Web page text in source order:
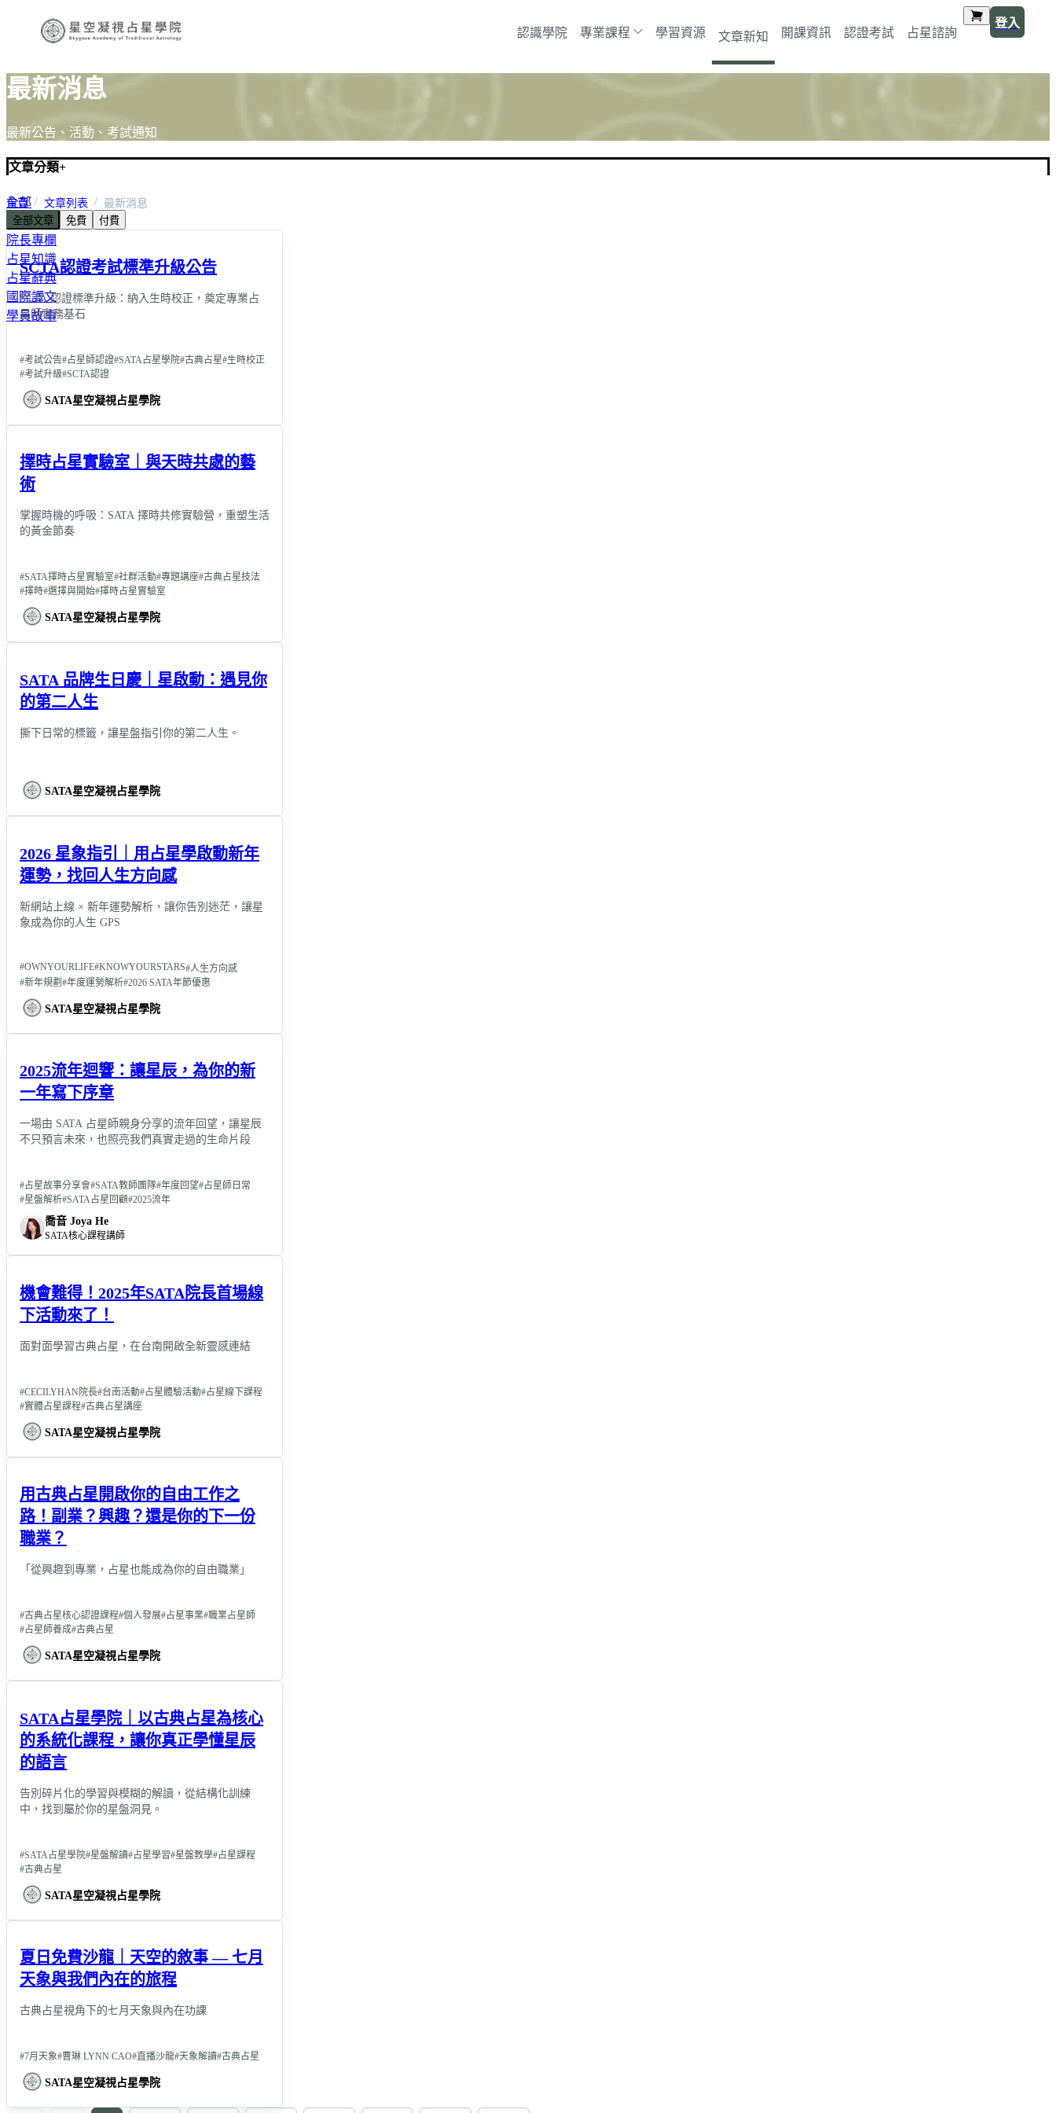
認識學院 專業課程 學習資源 文章新知 開課資訊 認證考試 占星諮詢
登入
最新消息
最新公告、活動、考試通知
文章分類+
全部
最新消息
院長專欄
占星知識
占星辭典
國際譯文
學員故事
首頁 文章列表
最新消息
全部文章
免費 付費
SCTA認證考試標準升級公告
SCTA 認證標準升級：納入生時校正，奠定專業占
星師實務基石
#考試公告#占星師認證#SATA占星學院#古典占星#生時校正
#考試升級#SCTA認證
SATA星空凝視占星學院
擇時占星實驗室｜與天時共處的藝
術
掌握時機的呼吸：SATA 擇時共修實驗營，重塑生活
的黃金節奏
#SATA擇時占星實驗室#社群活動#專題講座#古典占星技法
#擇時#選擇與開始#擇時占星實驗室
SATA星空凝視占星學院
SATA 品牌生日慶｜星啟動：遇見你
的第二人生
撕下日常的標籤，讓星盤指引你的第二人生。
SATA星空凝視占星學院
2026 星象指引｜用占星學啟動新年
運勢，找回人生方向感
新網站上線 × 新年運勢解析，讓你告別迷茫，讓星
象成為你的人生 GPS
#OWNYOURLIFE#KNOWYOURSTARS#人生方向感
#新年規劃 #年度運勢解析#2026 SATA年節優惠
SATA星空凝視占星學院
2025流年迴響：讓星辰，為你的新
一年寫下序章
一場由 SATA 占星師親身分享的流年回望，讓星辰
不只預言未來，也照亮我們真實走過的生命片段
#占星故事分享會#SATA教師團隊#年度回望#占星師日常
#星盤解析#SATA占星回顧#2025流年
喬音 Joya He
SATA核心課程講師
機會難得！2025年SATA院長首場線
下活動來了！
面對面學習古典占星，在台南開啟全新靈感連結
#CECILYHAN院長#台南活動#占星體驗活動#占星線下課程
#實體占星課程#古典占星講座
SATA星空凝視占星學院
用古典占星開啟你的自由工作之
路！副業？興趣？還是你的下一份
職業？
「從興趣到專業，占星也能成為你的自由職業」
#古典占星核心認證課程#個人發展#占星事業#職業占星師
#占星師養成#古典占星
SATA星空凝視占星學院
SATA占星學院｜以古典占星為核心
的系統化課程，讓你真正學懂星辰
的語言
告別碎片化的學習與模糊的解讀，從結構化訓練
中，找到屬於你的星盤洞見。
#SATA占星學院#星盤解讀#占星學習#星盤教學#占星課程
#古典占星
SATA星空凝視占星學院
夏日免費沙龍｜天空的敘事 — 七月
天象與我們內在的旅程
古典占星視角下的七月天象與內在功課
#7月天象#曹琳 LYNN CAO#直播沙龍#天象解讀#古典占星
SATA星空凝視占星學院